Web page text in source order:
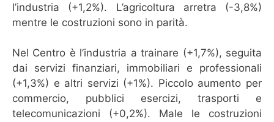
l’industria (+1,2%). L’agricoltura arretra (-3,8%)
mentre le costruzioni sono in parità.
Nel Centro è l’industria a trainare (+1,7%), seguita
dai servizi finanziari, immobiliari e professionali
(+1,3%) e altri servizi (+1%). Piccolo aumento per
commercio, pubblici esercizi, trasporti e
telecomunicazioni (+0,2%). Male le costruzioni